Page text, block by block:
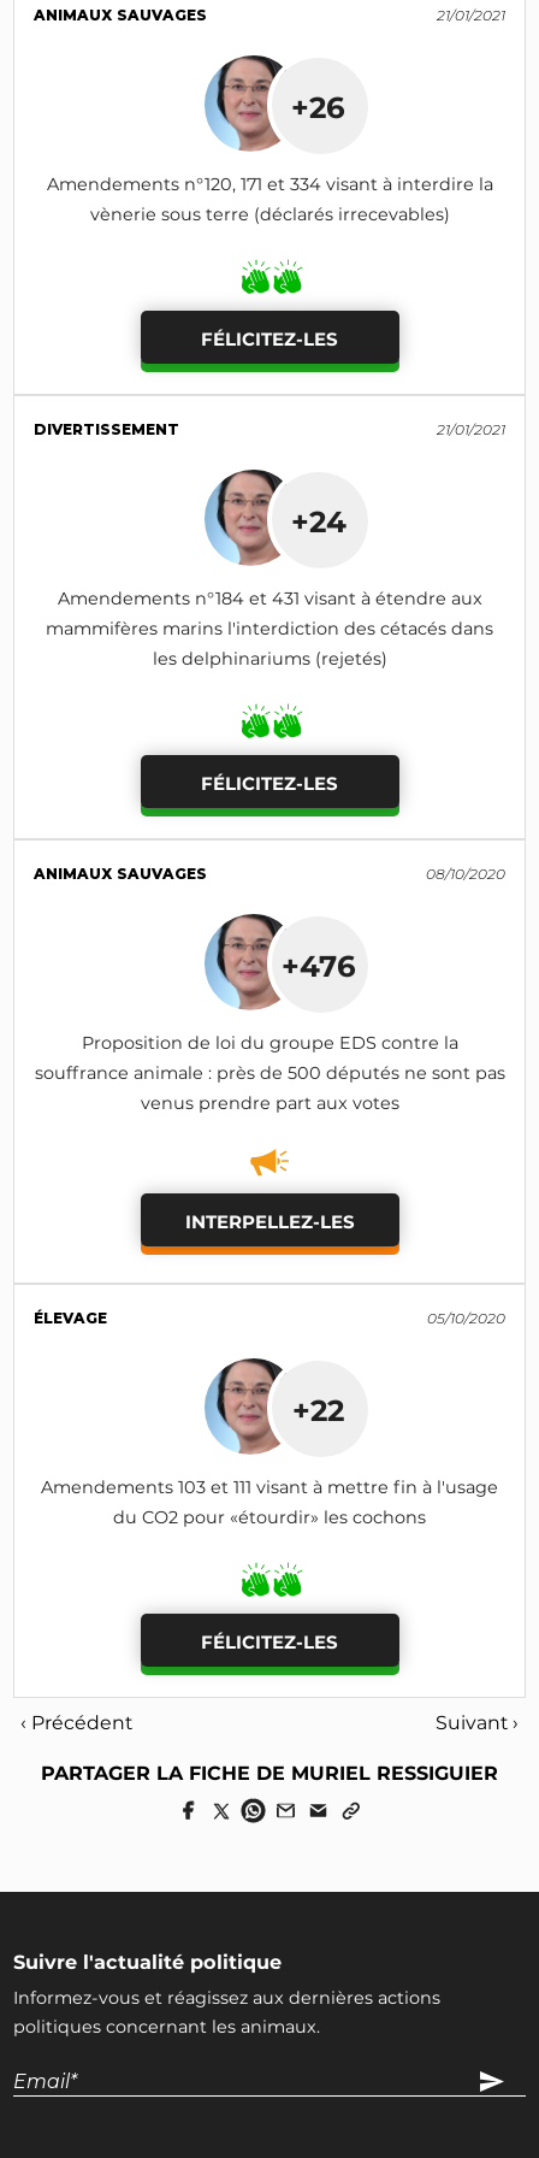
ANIMAUX SAUVAGES 21/01/2021
+26
Amendements n°120, 171 et 334 visant à interdire la
vènerie sous terre (déclarés irrecevables)
FÉLICITEZ-LES
DIVERTISSEMENT 21/01/2021
+24
Amendements n°184 et 431 visant à étendre aux
mammifères marins l'interdiction des cétacés dans
les delphinariums (rejetés)
FÉLICITEZ-LES
ANIMAUX SAUVAGES 08/10/2020
+476
Proposition de loi du groupe EDS contre la
souffrance animale : près de 500 députés ne sont pas
venus prendre part aux votes
INTERPELLEZ-LES
ÉLEVAGE 05/10/2020
+22
Amendements 103 et 111 visant à mettre fin à l'usage
du CO2 pour «étourdir» les cochons
FÉLICITEZ-LES
‹ Précédent Suivant ›
PARTAGER LA FICHE DE MURIEL RESSIGUIER
Suivre l'actualité politique
Informez-vous et réagissez aux dernières actions
politiques concernant les animaux.